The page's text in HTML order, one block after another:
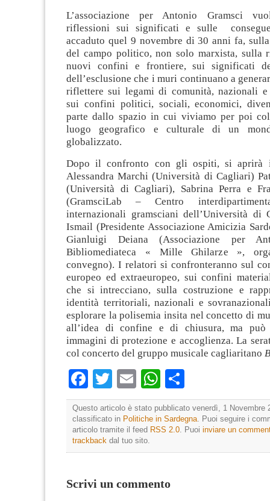
L’associazione per Antonio Gramsci
riflessioni sui significati e sulle
accaduto quel 9 novembre di 30 anni fa,
del campo politico, non solo marxista, sulla
nuovi confini e frontiere, sui significati
dell’esclusione che i muri continuano a
riflettere sui legami di comunità, nazionali e
sui confini politici, sociali, economici,
parte dallo spazio in cui viviamo per poi
luogo geografico e culturale di un
globalizzato.
Dopo il confronto con gli ospiti, si aprirà
Alessandra Marchi (Università di Cagliari)
(Università di Cagliari), Sabrina Perra e
(GramsciLab – Centro
internazionali gramsciani dell’Università di
Ismail (Presidente Associazione Amicizia
Gianluigi Deiana (Associazione per
Bibliomediateca « Mille Ghilarze »,
convegno). I relatori si confronteranno sul
europeo ed extraeuropeo, sui confini
che si intrecciano, sulla costruzione e
identità territoriali, nazionali e
esplorare la polisemia insita nel concetto di
all’idea di confine e di chiusura, ma può
immagini di protezione e accoglienza. La
col concerto del gruppo musicale cagliaritano
Facebook
TwitterEmailWhatsApp
Questo articolo è stato pubblicato venerdì, 1 Novembre
classificato in Politiche in Sardegna. Puoi seguire i
articolo tramite il feed RSS 2.0. Puoi inviare un
trackback dal tuo sito.
Scrivi un commento